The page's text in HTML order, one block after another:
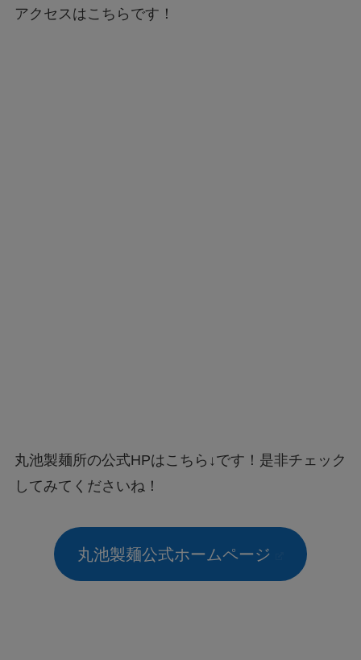
アクセスはこちらです！
丸池製麺所の公式HPはこちら↓です！是非チェック
してみてくださいね！
丸池製麺公式ホームページ